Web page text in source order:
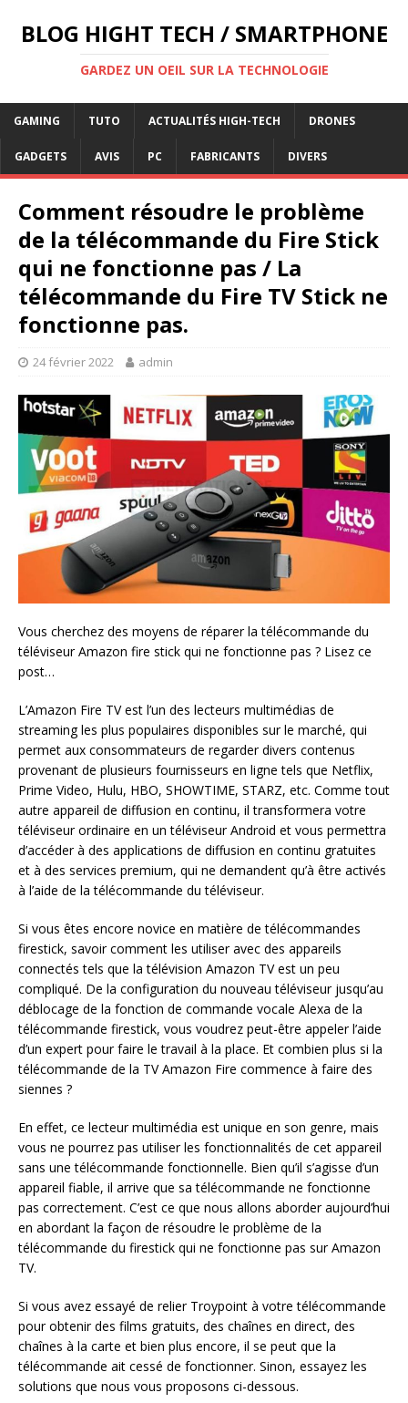
BLOG HIGHT TECH / SMARTPHONE
GARDEZ UN OEIL SUR LA TECHNOLOGIE
GAMING TUTO ACTUALITÉS HIGH-TECH DRONES
GADGETS AVIS PC FABRICANTS DIVERS
Comment résoudre le problème
de la télécommande du Fire Stick
qui ne fonctionne pas / La
télécommande du Fire TV Stick ne
fonctionne pas.
24 février 2022 admin
Vous cherchez des moyens de réparer la télécommande du
téléviseur Amazon fire stick qui ne fonctionne pas ? Lisez ce
post…
L’Amazon Fire TV est l’un des lecteurs multimédias de
streaming les plus populaires disponibles sur le marché, qui
permet aux consommateurs de regarder divers contenus
provenant de plusieurs fournisseurs en ligne tels que Netflix,
Prime Video, Hulu, HBO, SHOWTIME, STARZ, etc. Comme tout
autre appareil de diffusion en continu, il transformera votre
téléviseur ordinaire en un téléviseur Android et vous permettra
d’accéder à des applications de diffusion en continu gratuites
et à des services premium, qui ne demandent qu’à être activés
à l’aide de la télécommande du téléviseur.
Si vous êtes encore novice en matière de télécommandes
firestick, savoir comment les utiliser avec des appareils
connectés tels que la télévision Amazon TV est un peu
compliqué. De la configuration du nouveau téléviseur jusqu’au
déblocage de la fonction de commande vocale Alexa de la
télécommande firestick, vous voudrez peut-être appeler l’aide
d’un expert pour faire le travail à la place. Et combien plus si la
télécommande de la TV Amazon Fire commence à faire des
siennes ?
En effet, ce lecteur multimédia est unique en son genre, mais
vous ne pourrez pas utiliser les fonctionnalités de cet appareil
sans une télécommande fonctionnelle. Bien qu’il s’agisse d’un
appareil fiable, il arrive que sa télécommande ne fonctionne
pas correctement. C’est ce que nous allons aborder aujourd’hui
en abordant la façon de résoudre le problème de la
télécommande du firestick qui ne fonctionne pas sur Amazon
TV.
Si vous avez essayé de relier Troypoint à votre télécommande
pour obtenir des films gratuits, des chaînes en direct, des
chaînes à la carte et bien plus encore, il se peut que la
télécommande ait cessé de fonctionner. Sinon, essayez les
solutions que nous vous proposons ci-dessous.